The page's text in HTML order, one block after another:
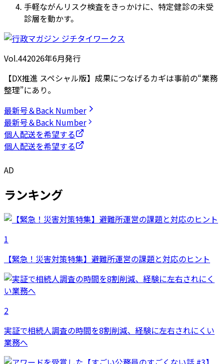
手軽ながんリスク検査をきっかけに、特定健診の未受
診層を動かす。
Vol.442026年6月発行
【DX推進 スペシャル版】成果につなげるカギは事前の“業務
整理”にあり。
最新号＆Back Number
最新号＆Back Number
個人配送を希望する
個人配送を希望する
AD
ランキング
1
【緊急！災害対策特集】避難所運営の課題と対応のヒント
2
実証で相続人調査の時間を8割削減、経験に左右されにくい
業務へ